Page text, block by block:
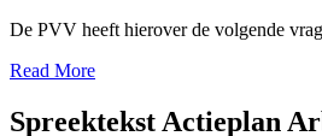
De PVV heeft hierover de volgende
Read More
Spreektekst Actieplan